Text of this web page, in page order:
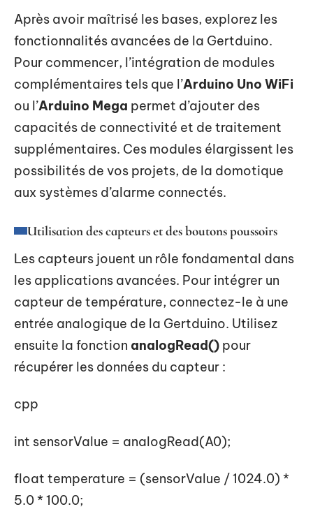
Après avoir maîtrisé les bases, explorez les
fonctionnalités avancées de la Gertduino.
Pour commencer, l’intégration de modules
complémentaires tels que l’Arduino Uno WiFi
ou l’Arduino Mega permet d’ajouter des
capacités de connectivité et de traitement
supplémentaires. Ces modules élargissent les
possibilités de vos projets, de la domotique
aux systèmes d’alarme connectés.
Utilisation des capteurs et des boutons poussoirs
Les capteurs jouent un rôle fondamental dans
les applications avancées. Pour intégrer un
capteur de température, connectez-le à une
entrée analogique de la Gertduino. Utilisez
ensuite la fonction analogRead() pour
récupérer les données du capteur :
cpp
int sensorValue = analogRead(A0);
float temperature = (sensorValue / 1024.0) *
5.0 * 100.0;